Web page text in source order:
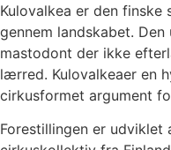
Kulovalkea er den
gennem landskabet.
mastodont der ikke
lærred. Kulovalkeaer en
cirkusformet argument
Forestillingen er